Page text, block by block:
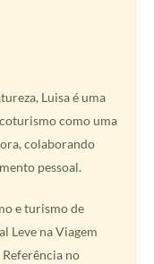
Luisa é uma
como uma
colaborando
pessoal.
e turismo de
Leve na Viagem
Referência no